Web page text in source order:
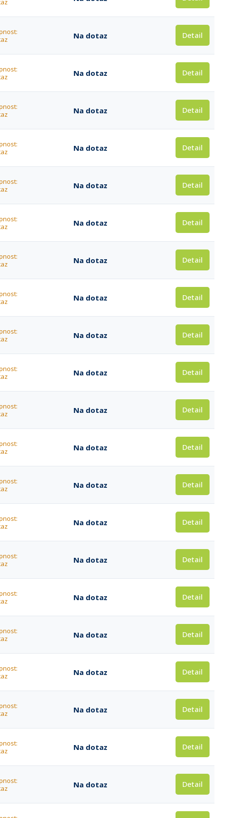
Na dotaz Detail
Na dotaz Detail
Na dotaz Detail
Na dotaz Detail
Na dotaz Detail
Na dotaz Detail
Na dotaz Detail
Na dotaz Detail
Na dotaz Detail
Na dotaz Detail
Na dotaz Detail
Na dotaz Detail
Na dotaz Detail
Na dotaz Detail
Na dotaz Detail
Na dotaz Detail
Na dotaz Detail
Na dotaz Detail
Na dotaz Detail
Na dotaz Detail
Na dotaz Detail